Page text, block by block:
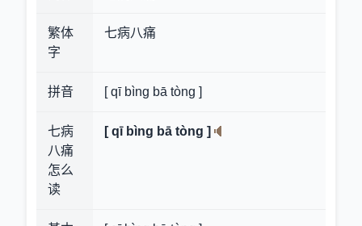
繁体
字
七病八痛
拼音 [ qī bìng bā tòng ]
七病
八痛
怎么
读
[ qī bìng bā tòng ]